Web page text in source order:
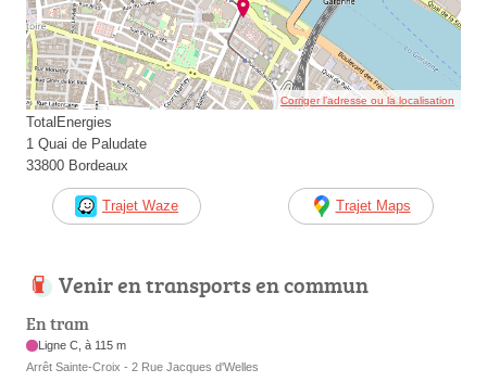
Corriger l’adresse ou la localisation
TotalEnergies
1 Quai de Paludate
33800 Bordeaux
Trajet Waze Trajet Maps
Venir en transports en commun
En tram
Ligne C, à 115 m
Arrêt Sainte-Croix - 2 Rue Jacques d'Welles